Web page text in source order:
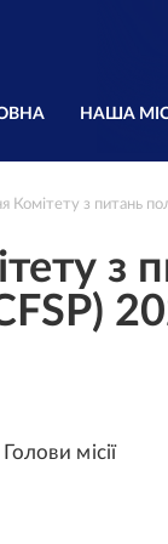
НАША
Комітету з питань
з
місії